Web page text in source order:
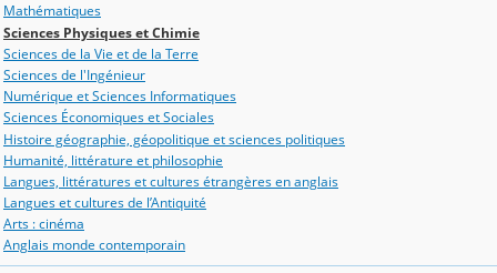
Mathématiques
Sciences Physiques et Chimie
Sciences de la Vie et de la Terre
Sciences de l'Ingénieur
Numérique et Sciences Informatiques
Sciences Économiques et Sociales
Histoire géographie, géopolitique et sciences politiques
Humanité, littérature et philosophie
Langues, littératures et cultures étrangères en anglais
Langues et cultures de l’Antiquité
Arts : cinéma
Anglais monde contemporain